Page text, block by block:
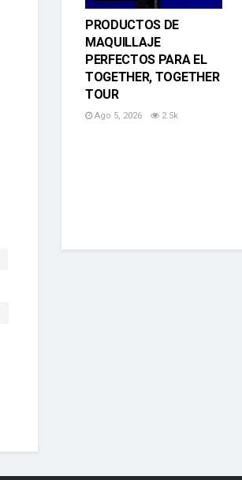
PRODUCTOS DE
MAQUILLAJE
PERFECTOS PARA EL
TOGETHER, TOGETHER
TOUR
Ago 5, 2026 2.5k